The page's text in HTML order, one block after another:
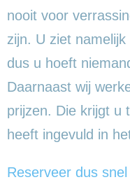
nooit voor
zijn. U ziet
dus u hoeft
Daarnaast wij
prijzen. Die krijgt u
heeft ingevuld in
Reserveer dus